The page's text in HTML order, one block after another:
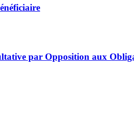
par Opposition aux